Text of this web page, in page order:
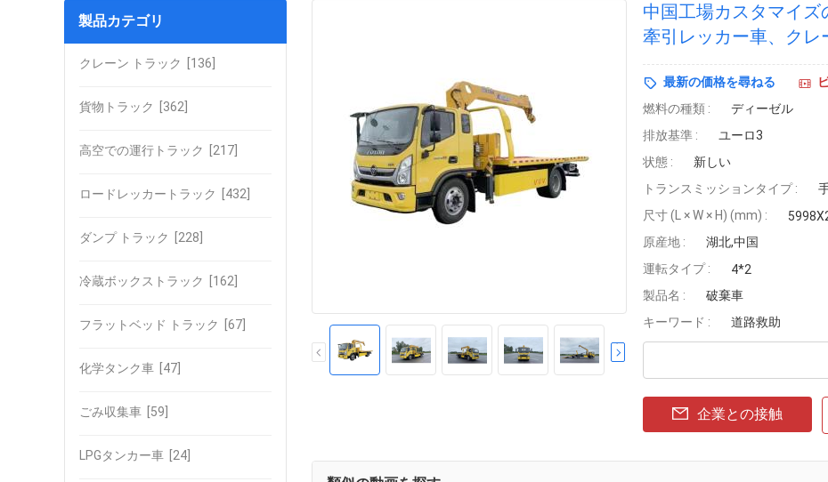
製品カテゴリ
クレーン トラック [136]
貨物トラック [362]
高空での運行トラック [217]
ロードレッカートラック [432]
ダンプ トラック [228]
冷蔵ボックストラック [162]
フラットベッド トラック [67]
化学タンク車 [47]
ごみ収集車 [59]
LPGタンカー車 [24]
中国工場カスタマイ
牽引レッカー車、ク
最新の価格を尋ねる
燃料の種類 :
ディーゼル
排放基準 :
ユーロ3
状態 :
新しい
トランスミッションタイプ :
尺寸 (L × W × H) (mm) :
原産地 :
湖北,中国
運転タイプ :
4*2
製品名 :
破棄車
キーワード :
道路救助
企業との接触